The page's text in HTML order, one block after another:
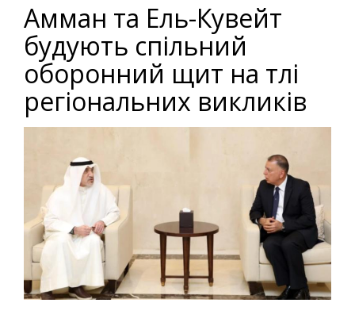
Амман та Ель-Кувейт
будують спільний
оборонний щит на тлі
регіональних викликів